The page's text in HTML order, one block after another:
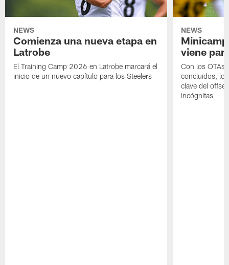
NEWS
Comienza una nueva etapa en
Latrobe
El Training Camp 2026 en Latrobe marcará el
inicio de un nuevo capítulo para los Steelers
NEWS
viene
Con los OTAs
concluidos,
clave del
incógnitas